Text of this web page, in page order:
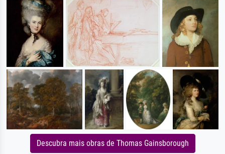
Descubra mais obras de Thomas Gainsborough